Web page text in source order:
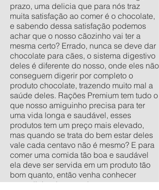
prazo, uma delicia que para nós traz
muita satisfação ao comer é o chocolate,
e sabendo dessa satisfação podemos
achar que o nosso cãozinho vai ter a
mesma certo? Errado, nunca se deve dar
chocolate para cães, o sistema digestivo
deles é diferente do nosso, onde eles não
conseguem digerir por completo o
produto chocolate, trazendo muito mal a
saúde deles. Rações Premium tem tudo o
que nosso amiguinho precisa para ter
uma vida longa e saudável, esses
produtos tem um preço mais elevado,
mas quando se trata do bem estar deles
vale cada centavo não é mesmo? E para
comer uma comida tão boa e saudável
ela deve ser servida em um produto tão
bom quanto, então venha conhecer
nossa linha de comedouros